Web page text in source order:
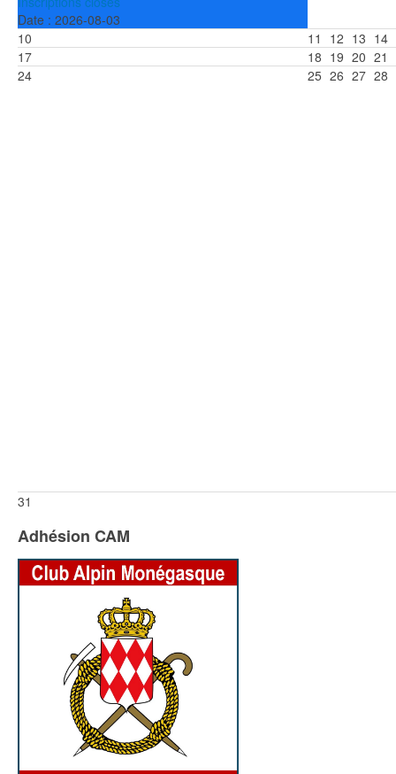
Date : 2026-08-03
10 11 12 13 14
17
18 19 20 21
24
25 26 27 28
31
Adhésion CAM